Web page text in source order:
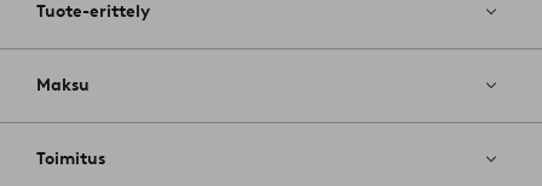
Tuote-erittely
Maksu
Toimitus